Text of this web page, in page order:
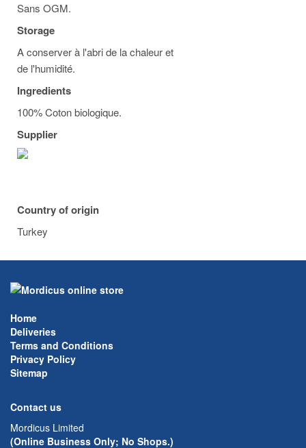
Sans OGM.
Storage
A conserver à l'abri de la chaleur et
de l'humidité.
Ingredients
100% Coton biologique.
Supplier
Country of origin
Turkey
Home
Deliveries
Terms and Conditions
Privacy Policy
Sitemap
Contact us
Mordicus Limited
(Online Business Only; No Shops.)